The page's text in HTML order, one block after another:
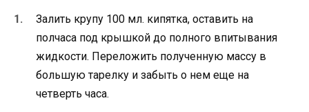
Залить крупу 100 мл. кипятка, оставить на
полчаса под крышкой до полного впитывания
жидкости. Переложить полученную массу в
большую тарелку и забыть о нем еще на
четверть часа.